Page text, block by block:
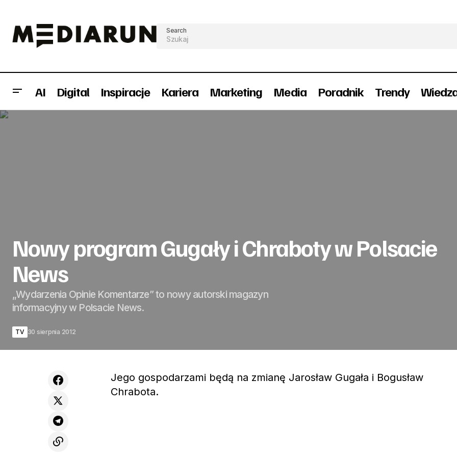
Search
AI Digital Inspiracje Kariera Marketing Media Poradnik Trendy
Nowy program Gugały i Chraboty w Polsacie
News
„Wydarzenia Opinie Komentarze” to nowy autorski magazyn
informacyjny w Polsacie News.
TV 30 sierpnia 2012
Jego gospodarzami będą na zmianę Jarosław Gugała i Bogusław
Chrabota.